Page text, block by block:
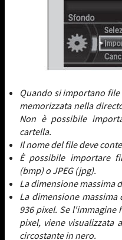
Quando si importano
memorizzata nella
Non è possibile
cartella.
Il nome del file deve
È possibile importare
(bmp) o JPEG (jpg).
La dimensione massima
La dimensione massima
936 pixel. Se l'immagine
pixel, viene visualizzata
circostante in nero.